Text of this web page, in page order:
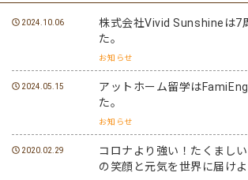
2024.10.06
株式会社Vivid Sunshineは7
た。
お知らせ
2024.05.15
アットホーム留学は
た。
お知らせ
2020.02.29
コロナより強い！たくまし
の笑顔と元気を世界に届けよ